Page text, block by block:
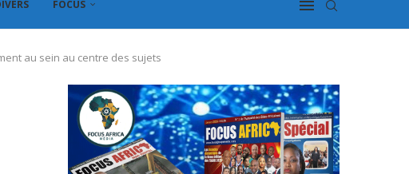
FOCUS
au sein au centre des sujets